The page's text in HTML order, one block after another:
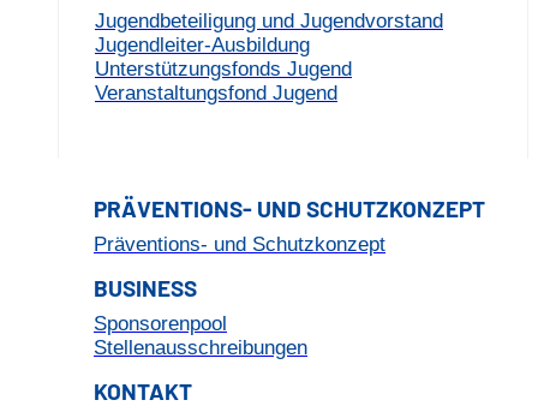
Jugendbeteiligung und Jugendvorstand
Jugendleiter-Ausbildung
Unterstützungsfonds Jugend
Veranstaltungsfond Jugend
PRÄVENTIONS- UND SCHUTZKONZEPT
Präventions- und Schutzkonzept
BUSINESS
Sponsorenpool
Stellenausschreibungen
KONTAKT